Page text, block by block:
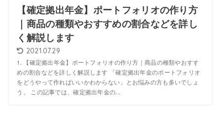
【確定拠出年金】ポートフォリオの作り方
｜商品の種類やおすすめの割合などを詳し
く解説します
2021.07.29
1. 【確定拠出年金】ポートフォリオの作り方｜商品の種類やおすす
めの割合などを詳しく解説します 「確定拠出年金のポートフォリオ
をどうやって作ればいいかわからない」とお悩みの方も多いでしょ
う。 この記事では、確定拠出年金の...